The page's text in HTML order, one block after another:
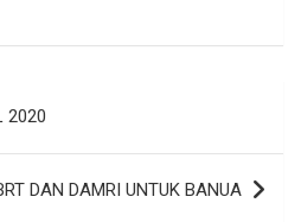
2020
DAN DAMRI UNTUK BANUA